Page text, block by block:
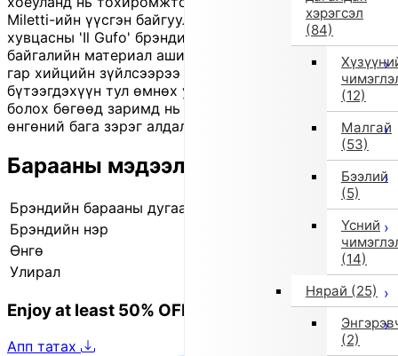
хэрэгсэл
(84)
(12)
Малгай
(53)
Бээлий
(5)
Үсний
(14)
Нярай (25)
(2)
Miletti-ийн үүсгэн байгуулсан Италийн хүүхдийн
хувцасны 'Il Gufo' брэндийн бүтээгдэхүүн бөгөөд
байгалийн материал ашигласан, Италийн хэв маягтай
гар хийцийн зүйлсээрээ онцлог. Энэ бараа нь 'outlet'
бүтээгдэхүүн тул өмнөх улирлын шинэ үлдэгдэл байж
болох бөгөөд заримд нь бага зэрэг зураас, үрчлээ,
өнгөний бага зэрэг алдалт байж болно.
Барааны мэдээлэл
Брэндийн барааны дугаар
Брэндийн нэр
Өнгө
Улирал
2025 оны намар/өвөл
Enjoy at least 50% OFF Tokyo fashion
Апп татах